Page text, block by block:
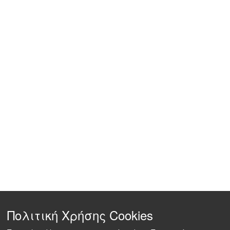
Πολιτική Χρήσης Cookies